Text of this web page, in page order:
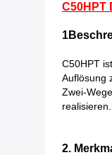
C50HPT
C50HPT
Auflösung
Zwei-
2.